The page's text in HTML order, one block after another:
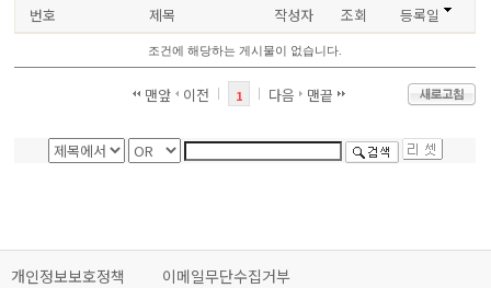
번호 제목 작성자 조회 등록일
조건에 해당하는 게시물이 없습니다.
맨앞 이전 1 다음 맨끝
개인정보보호정책 이메일무단수집거부